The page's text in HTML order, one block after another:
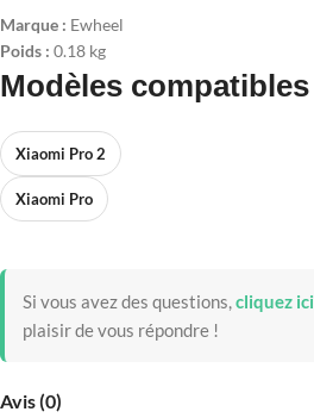
Marque : Ewheel
Poids : 0.18 kg
Modèles compatibles
Xiaomi Pro 2
Xiaomi Pro
Si vous avez des questions,cliquez ici
plaisir de vous répondre !
Avis (0)